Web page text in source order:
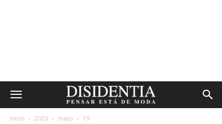
Inicio 2023 mayo 19